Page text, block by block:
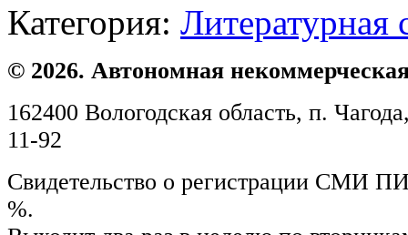
Категория: Литературная
© 2026. Автономная
162400 Вологодская область, п.
11-92
Свидетельство о регистрации СМИ
%.